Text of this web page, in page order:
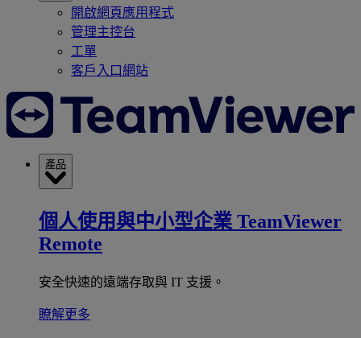
開啟網頁應用程式
管理主控台
工單
客戶入口網站
產品
個人使用與中小型企業 TeamViewer
Remote
安全快速的遠端存取與 IT 支援。
瞭解更多